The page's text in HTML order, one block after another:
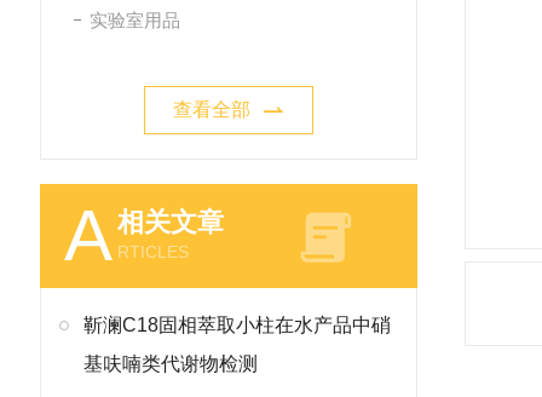
实验室用品
查看全部
A相关文章
RTICLES
靳澜C18固相萃取小柱在水产品中硝
基呋喃类代谢物检测